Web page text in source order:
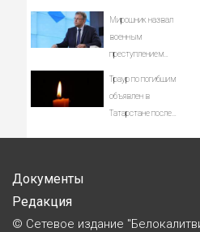
Мирошник назвал
военным
преступлением
Траур по погибшим
объявлен в
Татарстане после
Документы
Редакция
© Сетевое издание